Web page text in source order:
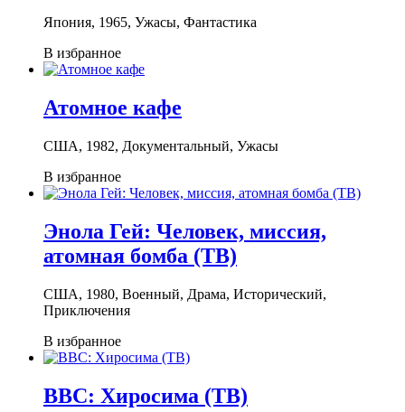
Япония, 1965, Ужасы, Фантастика
В избранное
Атомное кафе
США, 1982, Документальный, Ужасы
В избранное
Энола Гей: Человек, миссия,
атомная бомба (ТВ)
США, 1980, Военный, Драма, Исторический,
Приключения
В избранное
BBC: Хиросима (ТВ)